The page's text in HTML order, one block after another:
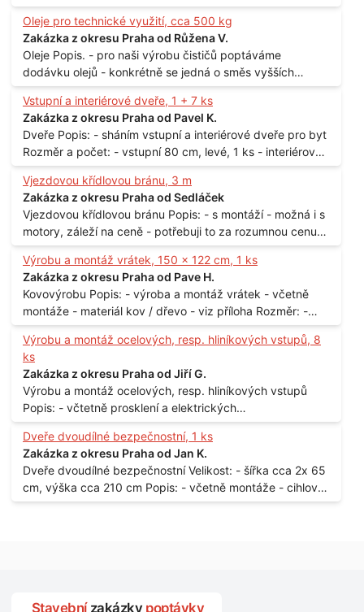
Oleje pro technické využití, cca 500 kg
Zakázka z okresu Praha od Růžena V.
Oleje Popis. - pro naši výrobu čističů poptáváme
dodávku olejů - konkrétně se jedná o směs vyšších
mastných kyselin s převahou olejové kyseliny - účelem je
technické využití - hustota při 20°C - cca 870 kg / m3
Balení: - po 190 kg v sudu Množství: - cca 500 kg - roční
spotřeba Lokalita: - Praha
Vstupní a interiérové dveře, 1 + 7 ks
Zakázka z okresu Praha od Pavel K.
Dveře Popis: - sháním vstupní a interiérové dveře pro byt
Rozměr a počet: - vstupní 80 cm, levé, 1 ks - interiérové
80 cm, levé, 2 ks - 80 cm, pravé, 3 ks - 60 cm, levé, 2 ks
Lokalita: - Praha 10
Vjezdovou křídlovou bránu, 3 m
Zakázka z okresu Praha od Sedláček
Vjezdovou křídlovou bránu Popis: - s montáží - možná i s
motory, záleží na ceně - potřebuji to za rozumnou cenu
Materiál: - ocel Množství: - 1 ks Velikost: - 3 m Lokalita: -
Praha
Výrobu a montáž vrátek, 150 x 122 cm, 1 ks
Zakázka z okresu Praha od Pave H.
Kovovýrobu Popis: - výroba a montáž vrátek - včetně
montáže - materiál kov / dřevo - viz příloha Rozměr: -
150 x 122 cm Lokalita: - Senohraby Nabídky na e-mail.
Výrobu a montáž ocelových, resp. hliníkových vstupů, 8
ks
Zakázka z okresu Praha od Jiří G.
Výrobu a montáž ocelových, resp. hliníkových vstupů
Popis: - včtetně prosklení a elektrických
samozamýkacích zámků pro panelový dům - jedná se o
vchodové dveře umístěné v zarámovaném a proskleném
portálu - předmětem dodávky bude i demontáž
stávajících a už nevyhovujících prosklených,
umělohmotných vstupů Množství: - 8 ks Lokalita: - 7, 9,
Dveře dvoudílné bezpečnostní, 1 ks
Zakázka z okresu Praha od Jan K.
Dveře dvoudílné bezpečnostní Velikost: - šířka cca 2x 65
cm, výška cca 210 cm Popis: - včetně montáže - cihlový
dům, 2. patro - vchod z chodby - rozměry bez zárubní
Stavební zakázky poptávky